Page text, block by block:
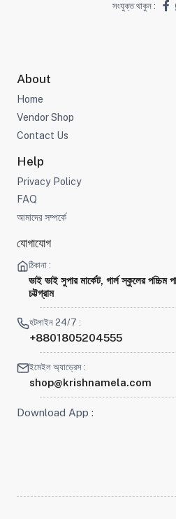
সংযুক্ত থাকুন :
About
Home
Vendor Shop
Contact Us
Help
Privacy Policy
FAQ
আমাদের সম্পর্কে
যোগাযোগ
ঠিকানা :
ভাই ভাই সুপার মার্কেট, গার্ল স্কুলের পচ্চিম
চট্টগ্রাম
হটলাইন 24/7 :
+8801805204555
ইমেইল অ্যাড্রেস :
shop@krishnamela.com
Download App :